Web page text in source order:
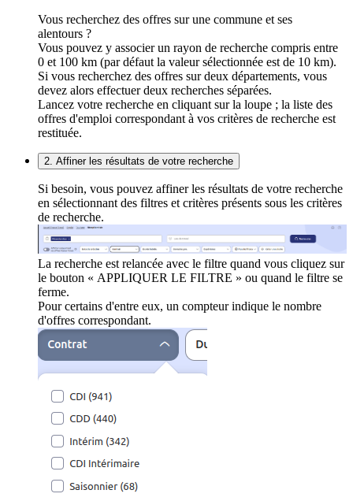
Vous recherchez des offres sur une commune et ses
alentours ?
Vous pouvez y associer un rayon de recherche compris entre
0 et 100 km (par défaut la valeur sélectionnée est de 10 km).
Si vous recherchez des offres sur deux départements, vous
devez alors effectuer deux recherches séparées.
Lancez votre recherche en cliquant sur la loupe ; la liste des
offres d'emploi correspondant à vos critères de recherche est
restituée.
2. Affiner les résultats de votre recherche
Si besoin, vous pouvez affiner les résultats de votre recherche
en sélectionnant des filtres et critères présents sous les critères
de recherche.
La recherche est relancée avec le filtre quand vous cliquez sur
le bouton « APPLIQUER LE FILTRE » ou quand le filtre se
ferme.
Pour certains d'entre eux, un compteur indique le nombre
d'offres correspondant.